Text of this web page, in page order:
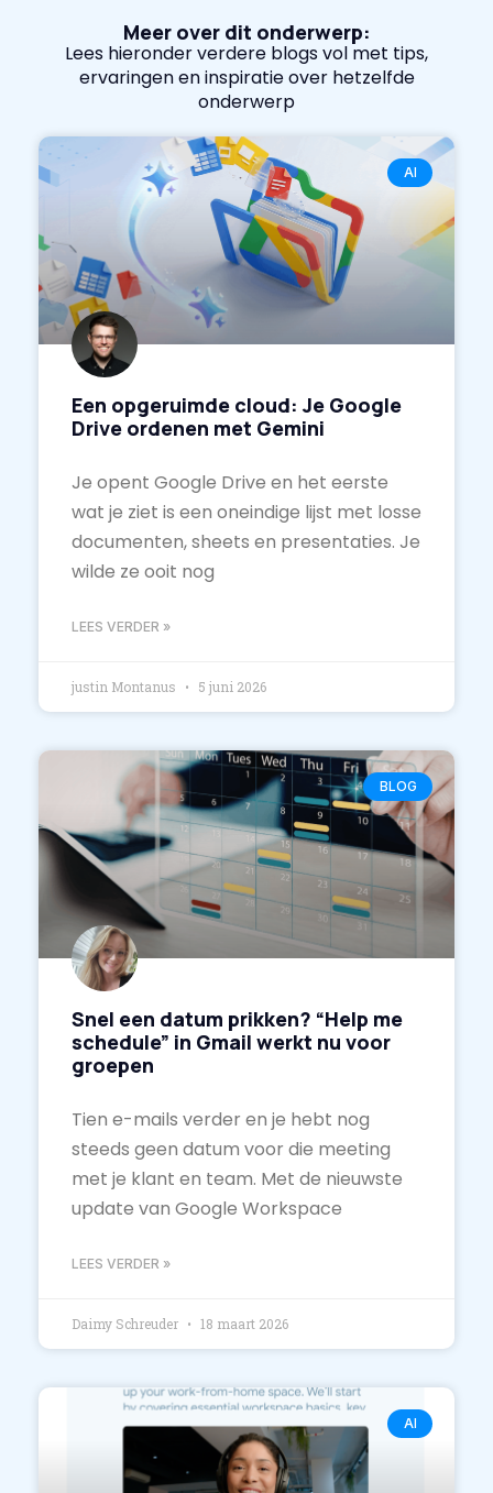
Meer over dit onderwerp:
Lees hieronder verdere blogs vol met tips,
ervaringen en inspiratie over hetzelfde
onderwerp
AI
Een opgeruimde cloud: Je Google
Drive ordenen met Gemini
Je opent Google Drive en het eerste
wat je ziet is een oneindige lijst met losse
documenten, sheets en presentaties. Je
wilde ze ooit nog
LEES VERDER »
justin Montanus 5 juni 2026
BLOG
Snel een datum prikken? “Help me
schedule” in Gmail werkt nu voor
groepen
Tien e-mails verder en je hebt nog
steeds geen datum voor die meeting
met je klant en team. Met de nieuwste
update van Google Workspace
LEES VERDER »
Daimy Schreuder 18 maart 2026
AI